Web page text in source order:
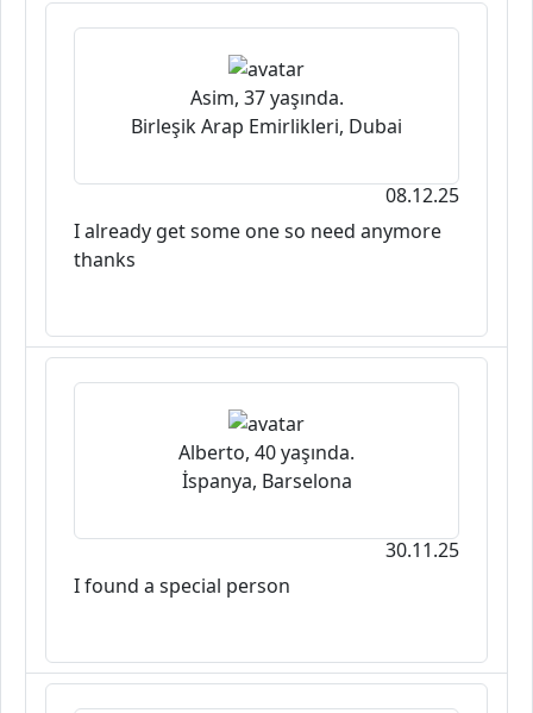
Asim, 37 yaşında.
Birleşik Arap Emirlikleri, Dubai
08.12.25
I already get some one so need anymore
thanks
Alberto, 40 yaşında.
İspanya, Barselona
30.11.25
I found a special person